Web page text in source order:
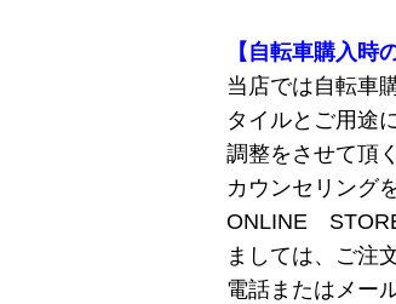
【自転車購入時
当店では自転車
タイルとご用途
調整をさせて頂
カウンセリング
ONLINE
ましては、ご注
電話またはメー